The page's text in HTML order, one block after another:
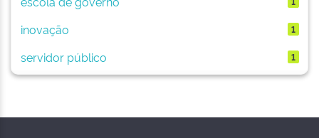
inovação 1
servidor público 1